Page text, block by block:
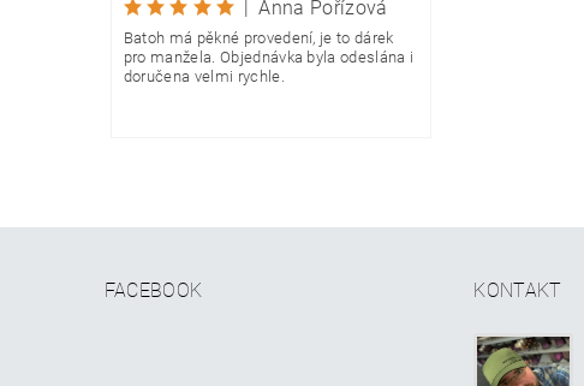
| Anna Pořízová
Batoh má pěkné provedení, je to dárek
pro manžela. Objednávka byla odeslána i
doručena velmi rychle.
FACEBOOK KONTAKT